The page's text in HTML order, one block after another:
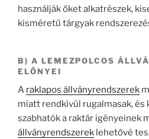
használják őket alkatrészek,
kisméretű tárgyak
B) A LEMEZPOLCOS
ELŐNYEI
A raklapos állványrendszerek
miatt rendkívül rugalmasak, és
szabhatók a raktár igényeinek
állványrendszerek lehetővé